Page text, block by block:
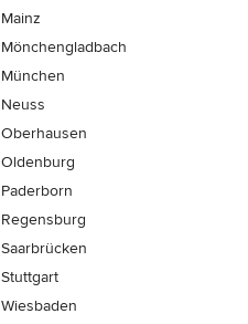
Mainz
Mönchen­gladbach
München
Neuss
Oberhausen
Oldenburg
Paderborn
Regensburg
Saarbrücken
Stuttgart
Wiesbaden